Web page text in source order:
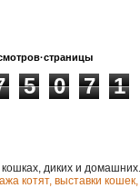
5 0 7 1
кошках, диких и домашних.
котят, выставки кошек,